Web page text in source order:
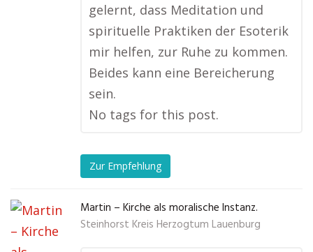
gelernt, dass Meditation und
spirituelle Praktiken der Esoterik
mir helfen, zur Ruhe zu kommen.
Beides kann eine Bereicherung
sein.
No tags for this post.
Zur Empfehlung
Martin – Kirche als moralische Instanz.
Steinhorst Kreis Herzogtum Lauenburg